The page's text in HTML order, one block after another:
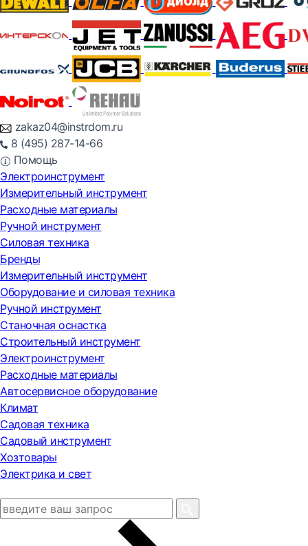
zakaz04@instrdom.ru
8 (495) 287-14-66
Помощь
Электроинструмент
Измерительный инструмент
Расходные материалы
Ручной инструмент
Силовая техника
Бренды
Измерительный инструмент
Оборудование и силовая техника
Ручной инструмент
Станочная оснастка
Строительный инструмент
Электроинструмент
Расходные материалы
Автосервисное оборудование
Климат
Садовая техника
Садовый инструмент
Хозтовары
Электрика и свет